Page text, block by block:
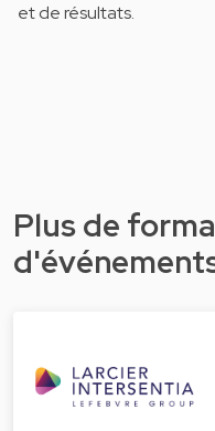
et de résultats.
Plus de